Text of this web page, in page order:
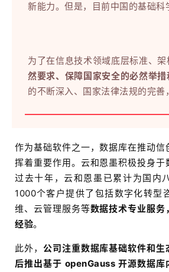
新能力。但是，目前中国的基础
为了在信息技术领域底层标准、
然要求、保障国家安全的必然举
的不断深入、国家法律法规的完善
作为基础软件之一，数据库在推动信
挥着重要作用。云和恩墨积极投身于
过去十年，云和恩墨已累计为国内
1000个客户提供了包括数字化转型
维、云管理服务等数据技术专业服
经验。
此外， 公司注重数据库基础软件和
后推出基于 openGauss 开源数据库